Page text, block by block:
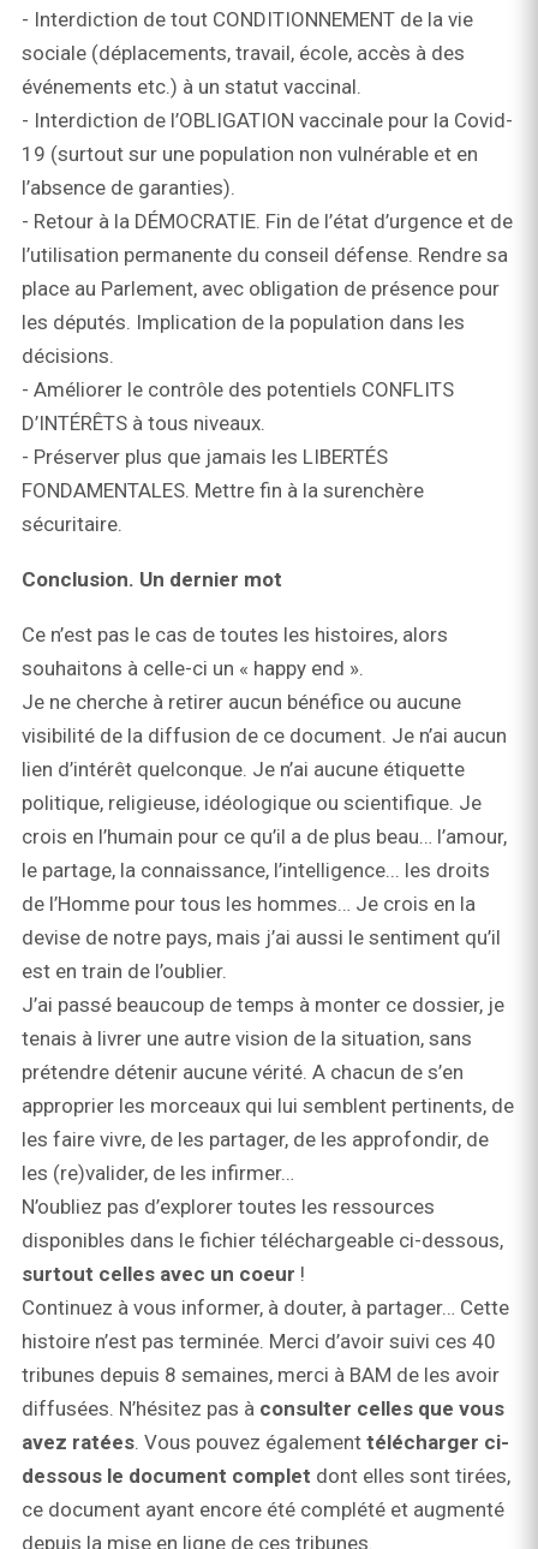
- Interdiction de tout CONDITIONNEMENT de la vie
sociale (déplacements, travail, école, accès à des
événements etc.) à un statut vaccinal.
- Interdiction de l’OBLIGATION vaccinale pour la Covid-
19 (surtout sur une population non vulnérable et en
l’absence de garanties).
- Retour à la DÉMOCRATIE. Fin de l’état d’urgence et de
l’utilisation permanente du conseil défense. Rendre sa
place au Parlement, avec obligation de présence pour
les députés. Implication de la population dans les
décisions.
- Améliorer le contrôle des potentiels CONFLITS
D’INTÉRÊTS à tous niveaux.
- Préserver plus que jamais les LIBERTÉS
FONDAMENTALES. Mettre fin à la surenchère
sécuritaire.
Conclusion. Un dernier mot
Ce n’est pas le cas de toutes les histoires, alors
souhaitons à celle-ci un « happy end ».
Je ne cherche à retirer aucun bénéfice ou aucune
visibilité de la diffusion de ce document. Je n’ai aucun
lien d’intérêt quelconque. Je n’ai aucune étiquette
politique, religieuse, idéologique ou scientifique. Je
crois en l’humain pour ce qu’il a de plus beau… l’amour,
le partage, la connaissance, l’intelligence... les droits
de l’Homme pour tous les hommes… Je crois en la
devise de notre pays, mais j’ai aussi le sentiment qu’il
est en train de l’oublier.
J’ai passé beaucoup de temps à monter ce dossier, je
tenais à livrer une autre vision de la situation, sans
prétendre détenir aucune vérité. A chacun de s’en
approprier les morceaux qui lui semblent pertinents, de
les faire vivre, de les partager, de les approfondir, de
les (re)valider, de les infirmer…
N’oubliez pas d’explorer toutes les ressources
disponibles dans le fichier téléchargeable ci-dessous,
surtout celles avec un coeur !
Continuez à vous informer, à douter, à partager… Cette
histoire n’est pas terminée. Merci d’avoir suivi ces 40
tribunes depuis 8 semaines, merci à BAM de les avoir
diffusées. N’hésitez pas à consulter celles que vous
avez ratées. Vous pouvez également télécharger ci-
dessous le document complet dont elles sont tirées,
ce document ayant encore été complété et augmenté
depuis la mise en ligne de ces tribunes.